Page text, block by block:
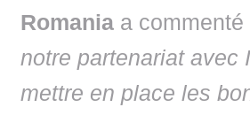
Romania a
notre partenariat avec
mettre en place les